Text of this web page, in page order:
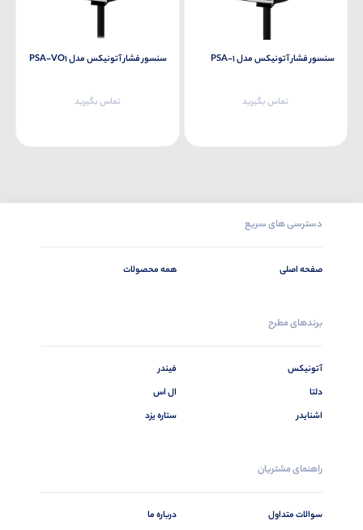
سنسور فشار آتونیکس مدل PSA-1
تماس بگیرید
سنسور فشار آتونیکس مدل PSA-VO1
تماس بگیرید
دسترسی های سریع
صفحه اصلی همه محصولات
برندهای مطرح
آتونیکس
دلتا
اشنایدر
فیندر
ال اس
ستاره یزد
راهنمای مشتریان
سوالات متداول
درباره ما